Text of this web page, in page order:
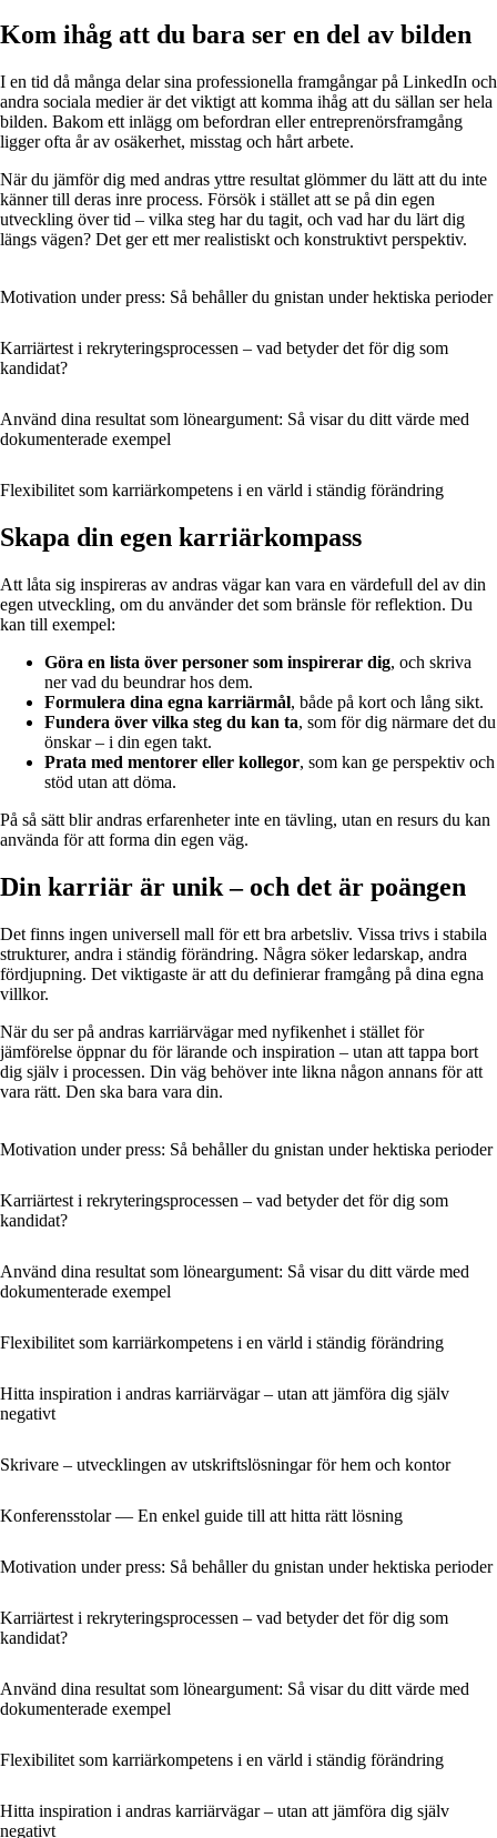
Kom ihåg att du bara ser en del av bilden
I en tid då många delar sina professionella framgångar på LinkedIn och
andra sociala medier är det viktigt att komma ihåg att du sällan ser hela
bilden. Bakom ett inlägg om befordran eller entreprenörsframgång
ligger ofta år av osäkerhet, misstag och hårt arbete.
När du jämför dig med andras yttre resultat glömmer du lätt att du inte
känner till deras inre process. Försök i stället att se på din egen
utveckling över tid – vilka steg har du tagit, och vad har du lärt dig
längs vägen? Det ger ett mer realistiskt och konstruktivt perspektiv.
Motivation under press: Så behåller du gnistan under hektiska perioder
Karriärtest i rekryteringsprocessen – vad betyder det för dig som
kandidat?
Använd dina resultat som löneargument: Så visar du ditt värde med
dokumenterade exempel
Flexibilitet som karriärkompetens i en värld i ständig förändring
Skapa din egen karriärkompass
Att låta sig inspireras av andras vägar kan vara en värdefull del av din
egen utveckling, om du använder det som bränsle för reflektion. Du
kan till exempel:
Göra en lista över personer som inspirerar dig, och skriva
ner vad du beundrar hos dem.
Formulera dina egna karriärmål, både på kort och lång sikt.
Fundera över vilka steg du kan ta, som för dig närmare det du
önskar – i din egen takt.
Prata med mentorer eller kollegor, som kan ge perspektiv och
stöd utan att döma.
På så sätt blir andras erfarenheter inte en tävling, utan en resurs du kan
använda för att forma din egen väg.
Din karriär är unik – och det är poängen
Det finns ingen universell mall för ett bra arbetsliv. Vissa trivs i stabila
strukturer, andra i ständig förändring. Några söker ledarskap, andra
fördjupning. Det viktigaste är att du definierar framgång på dina egna
villkor.
När du ser på andras karriärvägar med nyfikenhet i stället för
jämförelse öppnar du för lärande och inspiration – utan att tappa bort
dig själv i processen. Din väg behöver inte likna någon annans för att
vara rätt. Den ska bara vara din.
Motivation under press: Så behåller du gnistan under hektiska perioder
Karriärtest i rekryteringsprocessen – vad betyder det för dig som
kandidat?
Använd dina resultat som löneargument: Så visar du ditt värde med
dokumenterade exempel
Flexibilitet som karriärkompetens i en värld i ständig förändring
Hitta inspiration i andras karriärvägar – utan att jämföra dig själv
negativt
Skrivare – utvecklingen av utskriftslösningar för hem och kontor
Konferensstolar — En enkel guide till att hitta rätt lösning
Motivation under press: Så behåller du gnistan under hektiska perioder
Karriärtest i rekryteringsprocessen – vad betyder det för dig som
kandidat?
Använd dina resultat som löneargument: Så visar du ditt värde med
dokumenterade exempel
Flexibilitet som karriärkompetens i en värld i ständig förändring
Hitta inspiration i andras karriärvägar – utan att jämföra dig själv
negativt